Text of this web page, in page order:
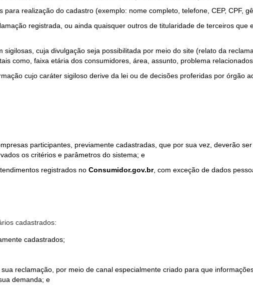
realização do cadastro (exemplo: nome completo, telefone, CEP, CPF,
registrada, ou ainda quaisquer outros de titularidade de terceiros que
cuja divulgação seja possibilitada por meio do site (relato da
como, faixa etária dos consumidores, área, assunto, problema
cujo caráter sigiloso derive da lei ou de decisões proferidas por órgão
participantes, previamente cadastradas, que por sua vez, deverão
os critérios e parâmetros do sistema; e
registrados no Consumidor.gov.br, com exceção de dados
cadastrados:
cadastrados;
reclamação, por meio de canal especialmente criado para que
demanda; e